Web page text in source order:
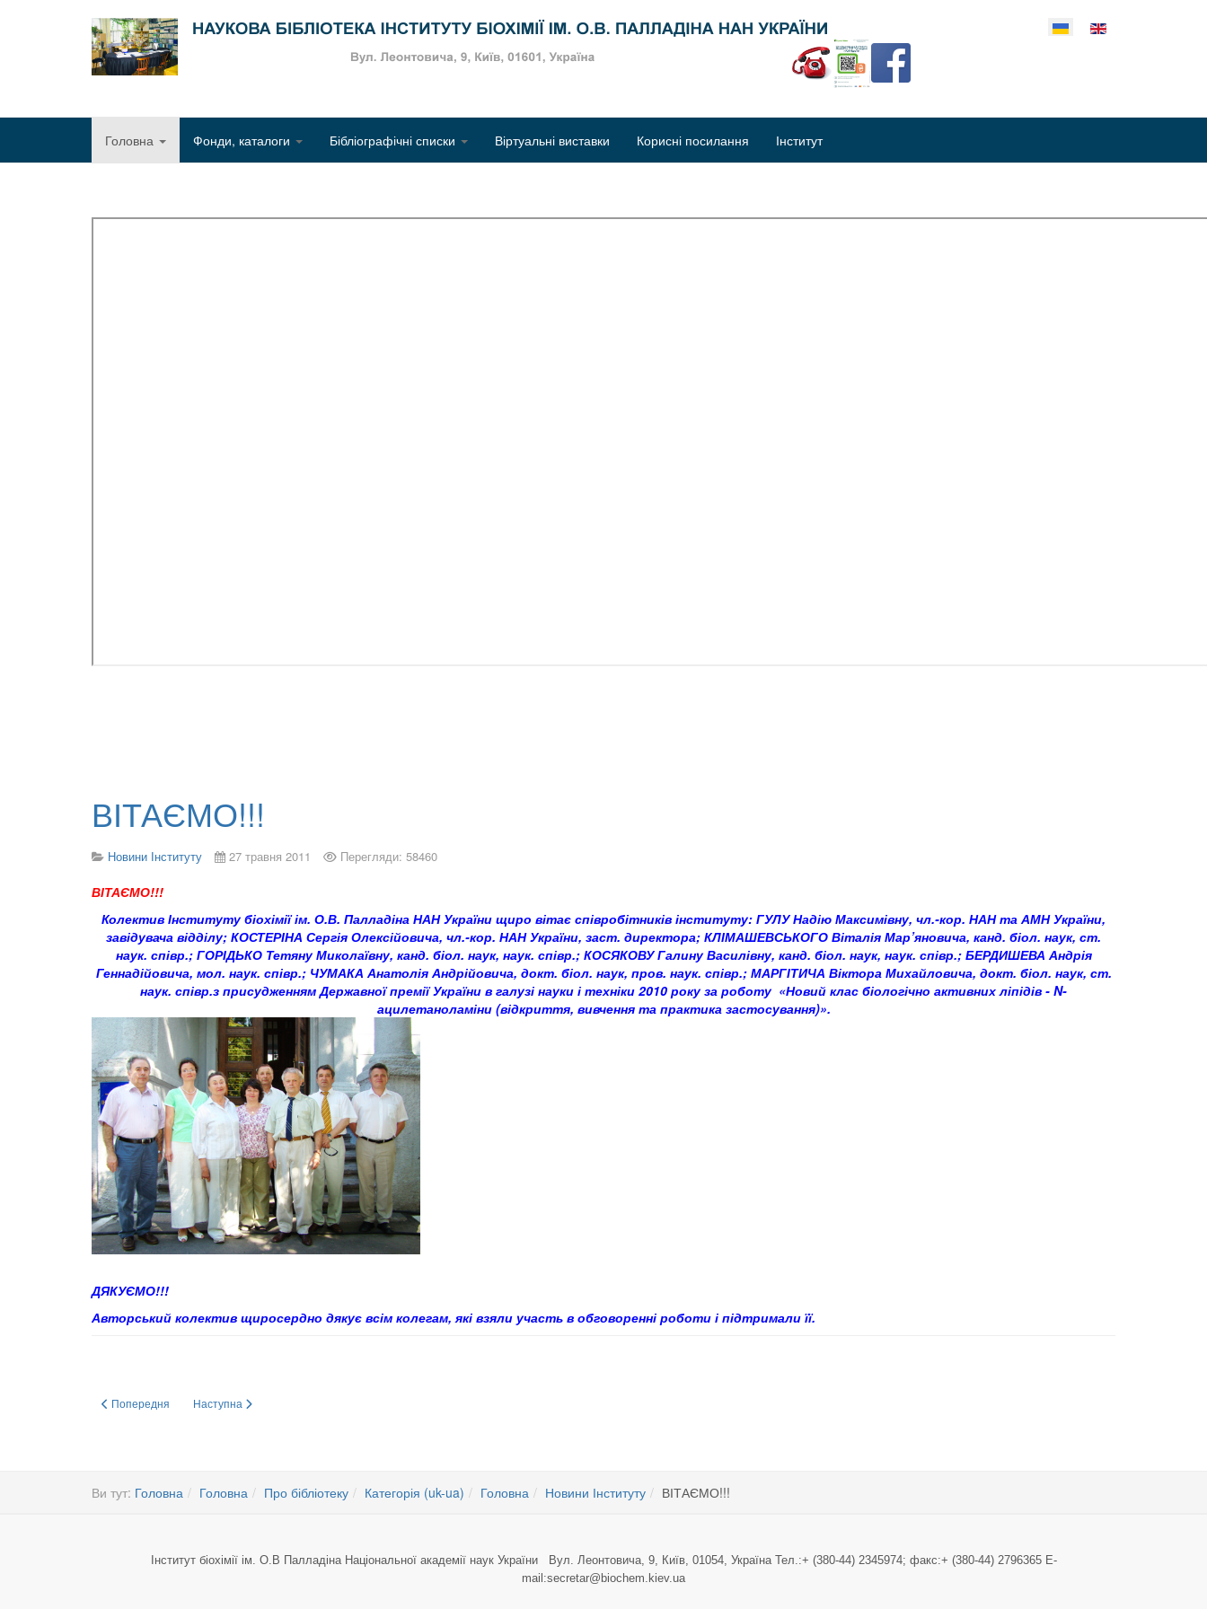
Оберіть свою мову
Головна Фонди, каталоги Бібліографічні списки Віртуальні виставки Корисні посилання Інститут
ВІТАЄМО!!!
Новини Інституту 27 травня 2011 Перегляди: 58460
ВІТАЄМО!!!
Колектив Інституту біохімії ім. О.В. Палладіна НАН України щиро вітає співробітників інституту: ГУЛУ Надію Максимівну, чл.-кор. НАН та АМН України,
завідувача відділу; КОСТЕРІНА Сергія Олексійовича, чл.-кор. НАН України, заст. директора; КЛІМАШЕВСЬКОГО Віталія Мар’яновича, канд. біол. наук, ст.
наук. співр.; ГОРІДЬКО Тетяну Миколаївну, канд. біол. наук, наук. співр.; КОСЯКОВУ Галину Василівну, канд. біол. наук, наук. співр.; БЕРДИШЕВА Андрія
Геннадійовича, мол. наук. співр.; ЧУМАКА Анатолія Андрійовича, докт. біол. наук, пров. наук. співр.; МАРГІТИЧА Віктора Михайловича, докт. біол. наук, ст.
наук. співр.з присудженням Державної премії України в галузі науки і техніки 2010 року за роботу «Новий клас біологічно активних ліпідів - N-
ацилетаноламіни (відкриття, вивчення та практика застосування)».
ДЯКУЄМО!!!
Авторський колектив щиросердно дякує всім колегам, які взяли участь в обговоренні роботи і підтримали її.
Попередня стаття: Современные оптические методы исследований в молекулярной и клеточной биологии
Попередня Наступна стаття: Конференція молодих вчених - 2013
Наступна
Ви тут: Головна Головна Про бібліотеку Категорія (uk-ua) Головна Новини Інституту ВІТАЄМО!!!
Інститут біохімії ім. О.В Палладіна Національної академії наук України Вул. Леонтовича, 9, Київ, 01054, Україна Тел.:+ (380-44) 2345974; факс:+ (380-44) 2796365 E-
mail:secretar@biochem.kiev.ua